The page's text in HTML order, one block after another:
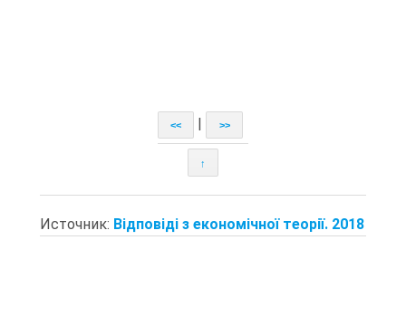
<< >>
↑
Источник: Відповіді з економічної теорії. 2018